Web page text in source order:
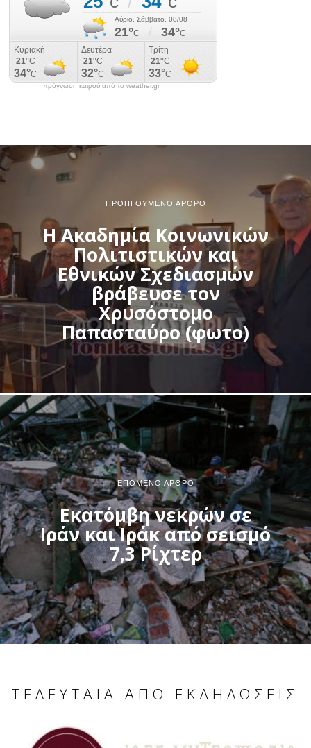
πρόγνωση καιρού από το weather.gr
ΠΡΟΗΓΟΎΜΕΝΟ ΆΡΘΡΟ
Η Ακαδημία Κοινωνικών
Πολιτιστικών και
Εθνικών Σχεδιασμών
βράβευσε τον
Χρυσόστομο
Παπασταύρο (φωτο)
ΕΠΌΜΕΝΟ ΆΡΘΡΟ
Εκατόμβη νεκρών σε
Ιράν και Ιράκ από σεισμό
7,3 Ρίχτερ
ΤΕΛΕΥΤΑΊΑ ΑΠΌ ΕΚΔΗΛΏΣΕΙΣ